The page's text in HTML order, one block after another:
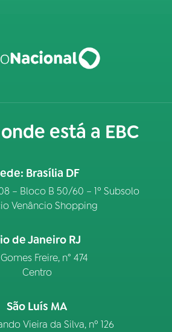
está a EBC
Brasília DF
– Bloco B 50/60 – 1º Subsolo
Venâncio Shopping
de Janeiro RJ
Freire, n° 474
Centro
São Luís MA
Vieira da Silva, nº 126